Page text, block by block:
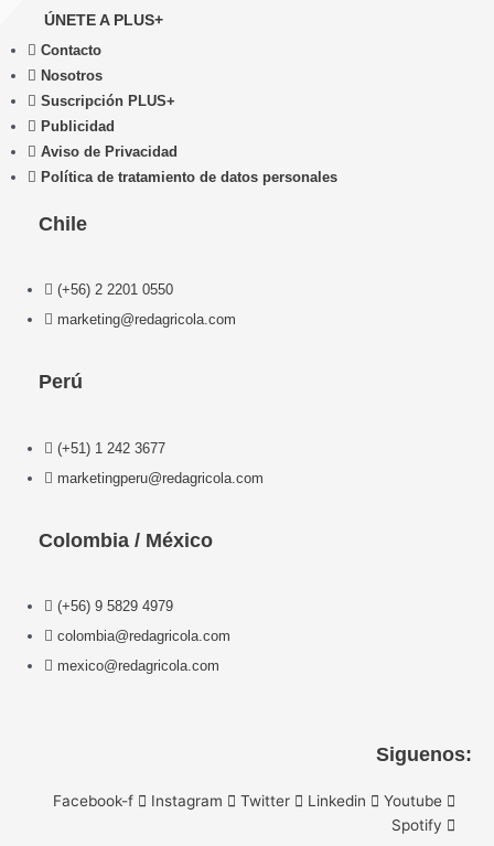
ÚNETE A PLUS+
Contacto
Nosotros
Suscripción PLUS+
Publicidad
Aviso de Privacidad
Política de tratamiento de datos personales
Chile
(+56) 2 2201 0550
marketing@redagricola.com
Perú
(+51) 1 242 3677
marketingperu@redagricola.com
Colombia / México
(+56) 9 5829 4979
colombia@redagricola.com
mexico@redagricola.com
Siguenos:
Facebook-f Instagram Twitter Linkedin
Youtube
Spotify